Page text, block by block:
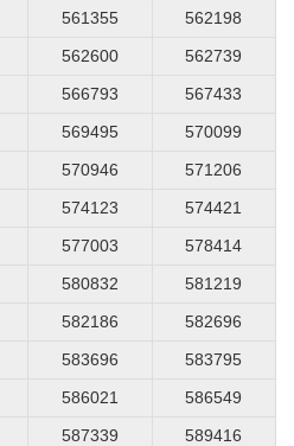
561355
562198
562600
562739
566793
567433
569495
570099
570946
571206
574123
574421
577003
578414
580832
581219
582186
582696
583696
583795
586021
586549
587339
589416